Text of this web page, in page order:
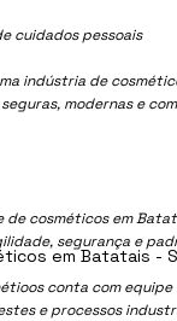
cuidados pessoais
indústria de
modernas e
cosméticos em
segurança e
conta com
e processos
em Batatais -